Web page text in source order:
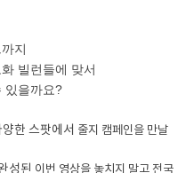
지
빌런들에 맞서
있을까요?
한 스팟에서 줄지 캠페인을 만날
성된 이번 영상을 놓치지 말고 전국